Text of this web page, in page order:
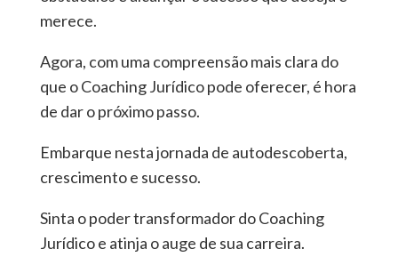
merece.
Agora, com uma compreensão mais clara do
que o Coaching Jurídico pode oferecer, é hora
de dar o próximo passo.
Embarque nesta jornada de autodescoberta,
crescimento e sucesso.
Sinta o poder transformador do Coaching
Jurídico e atinja o auge de sua carreira.